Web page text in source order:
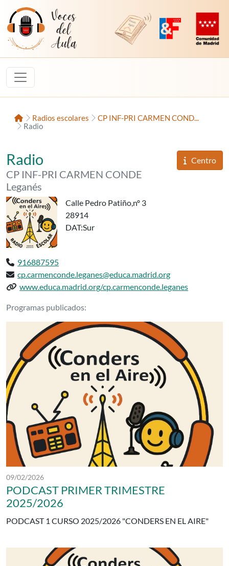
Saltar al contenido
Voces del Aula
Revista Digital de EducaMadrid
Plataforma de
InicioRadios escolares
CP INF-PRI CARMEN COND...
Radio
del
Centro
«Conders en el aire»,
Radio
CP INF-PRI CARMEN CONDE
Leganés
Calle Pedro Patiño,nº 3
28914
DAT:Sur
Teléfono:
916887595
Email:cp.carmenconde.leganes@educa.madrid.org
Web del centro:
www.educa.madrid.org/cp.carmenconde.leganes
Podcasts delCP INF-PRI CARMEN
Programas publicados:
Fecha de publicación:
09/02/2026
PODCAST PRIMER TRIMESTRE
2025/2026
PODCAST 1 CURSO 2025/2026 "CONDERS EN EL AIRE"